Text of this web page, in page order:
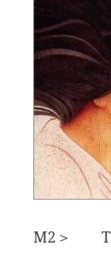
M2＞